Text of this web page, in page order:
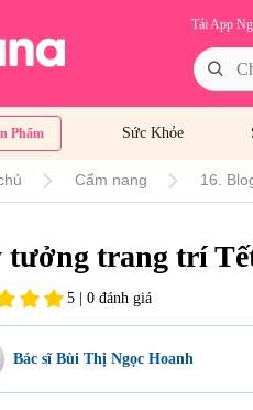
Tải App
Phẩm Sức Khỏe
Cẩm nang 16.
tưởng trang trí
5 | 0 đánh giá
Bác sĩ Bùi Thị Ngọc Hoanh